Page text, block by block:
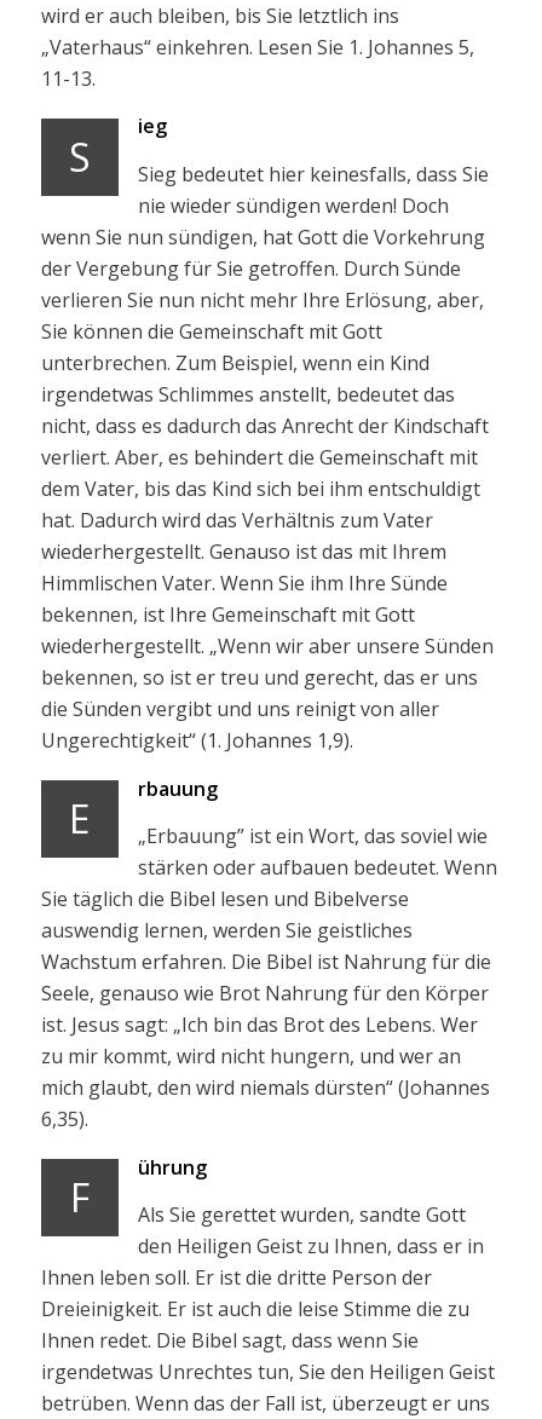
wird er auch bleiben, bis Sie letztlich ins
„Vaterhaus“ einkehren. Lesen Sie 1. Johannes 5,
11-13.
S
ieg
Sieg bedeutet hier keinesfalls, dass Sie
nie wieder sündigen werden! Doch
wenn Sie nun sündigen, hat Gott die Vorkehrung
der Vergebung für Sie getroffen. Durch Sünde
verlieren Sie nun nicht mehr Ihre Erlösung, aber,
Sie können die Gemeinschaft mit Gott
unterbrechen. Zum Beispiel, wenn ein Kind
irgendetwas Schlimmes anstellt, bedeutet das
nicht, dass es dadurch das Anrecht der Kindschaft
verliert. Aber, es behindert die Gemeinschaft mit
dem Vater, bis das Kind sich bei ihm entschuldigt
hat. Dadurch wird das Verhältnis zum Vater
wiederhergestellt. Genauso ist das mit Ihrem
Himmlischen Vater. Wenn Sie ihm Ihre Sünde
bekennen, ist Ihre Gemeinschaft mit Gott
wiederhergestellt. „Wenn wir aber unsere Sünden
bekennen, so ist er treu und gerecht, das er uns
die Sünden vergibt und uns reinigt von aller
Ungerechtigkeit“ (1. Johannes 1,9).
E
rbauung
„Erbauung” ist ein Wort, das soviel wie
stärken oder aufbauen bedeutet. Wenn
Sie täglich die Bibel lesen und Bibelverse
auswendig lernen, werden Sie geistliches
Wachstum erfahren. Die Bibel ist Nahrung für die
Seele, genauso wie Brot Nahrung für den Körper
ist. Jesus sagt: „Ich bin das Brot des Lebens. Wer
zu mir kommt, wird nicht hungern, und wer an
mich glaubt, den wird niemals dürsten“ (Johannes
6,35).
F
ührung
Als Sie gerettet wurden, sandte Gott
den Heiligen Geist zu Ihnen, dass er in
Ihnen leben soll. Er ist die dritte Person der
Dreieinigkeit. Er ist auch die leise Stimme die zu
Ihnen redet. Die Bibel sagt, dass wenn Sie
irgendetwas Unrechtes tun, Sie den Heiligen Geist
betrüben. Wenn das der Fall ist, überzeugt er uns